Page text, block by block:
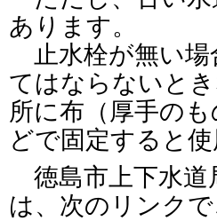
あります。
止水栓が無い場
てはならないと
所に布（厚手の
どで固定すると
徳島市上下水道
は、次のリンク